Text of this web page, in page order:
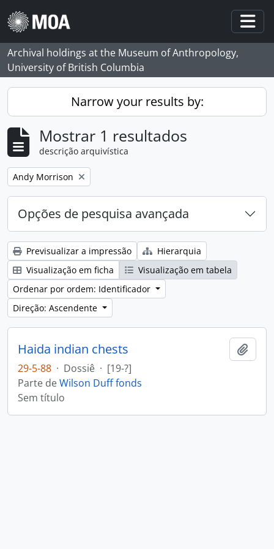
Skip to main content
Archival holdings at the Museum of Anthropology,
University of British Columbia
Narrow your results by:
Mostrar 1 resultados
descrição arquivística
Remove filter:
Andy Morrison
Opções de pesquisa avançada
Previsualizar a impressão
Hierarquia
Visualização em ficha
Visualização em tabela
Ordenar por ordem: Identificador
Direção: Ascendente
Haida indian chests
29-5-88 · Dossiê · [19-?]
Parte deWilson Duff fonds
Sem título